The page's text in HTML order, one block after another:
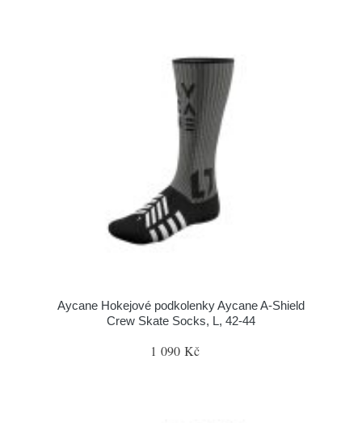
Aycane Hokejové podkolenky Aycane A-Shield
Crew Skate Socks, L, 42-44
1 090 Kč